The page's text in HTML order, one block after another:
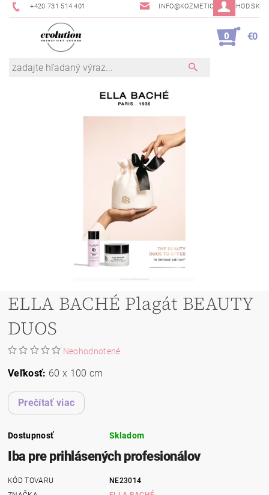
+420 731 514 401 INFO@KOZMETICKYOBCHOD.SK
0 €0
ELLA BACHÉ Plagát BEAUTY
DUOS
Neohodnotené
Veľkosť: 60 x 100 cm
Prečítať viac
Dostupnosť Skladom
Iba pre prihlásených profesionálov
KÓD TOVARU
NE23014